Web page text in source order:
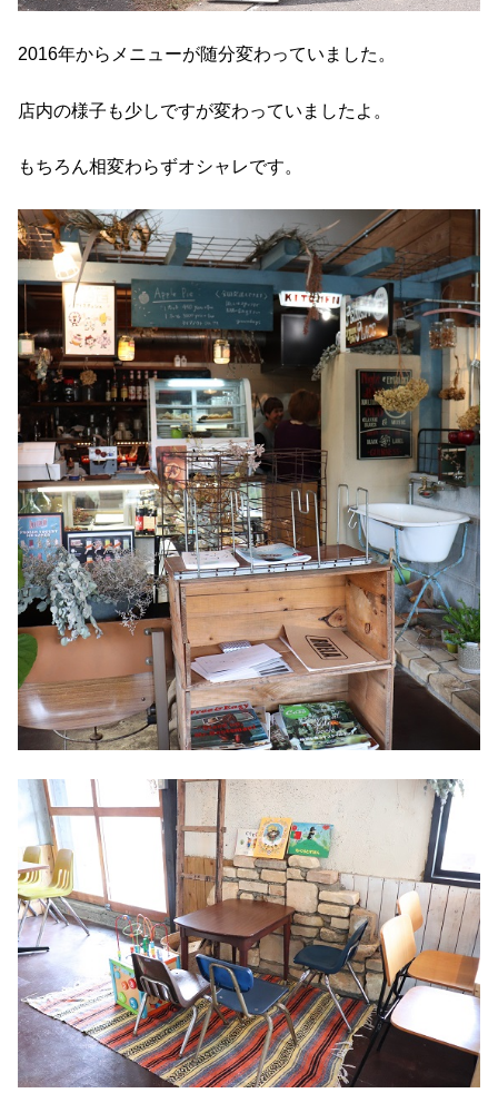
2016年からメニューが随分変わっていました。
店内の様子も少しですが変わっていましたよ。
もちろん相変わらずオシャレです。